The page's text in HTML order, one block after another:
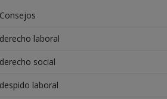
Consejos
derecho laboral
derecho social
despido laboral